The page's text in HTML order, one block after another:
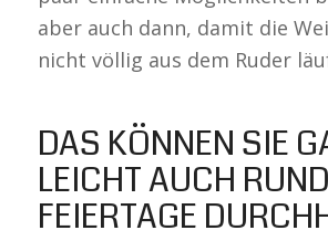
aber auch dann, damit die
nicht völlig aus dem Ruder
DAS KÖNNEN SIE
LEICHT AUCH
FEIERTAGE